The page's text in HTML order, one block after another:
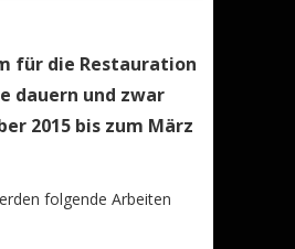
für die Restauration
dauern und zwar
2015 bis zum März
folgende Arbeiten